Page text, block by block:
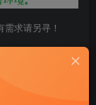
求请另寻！
是百度网盘版本问